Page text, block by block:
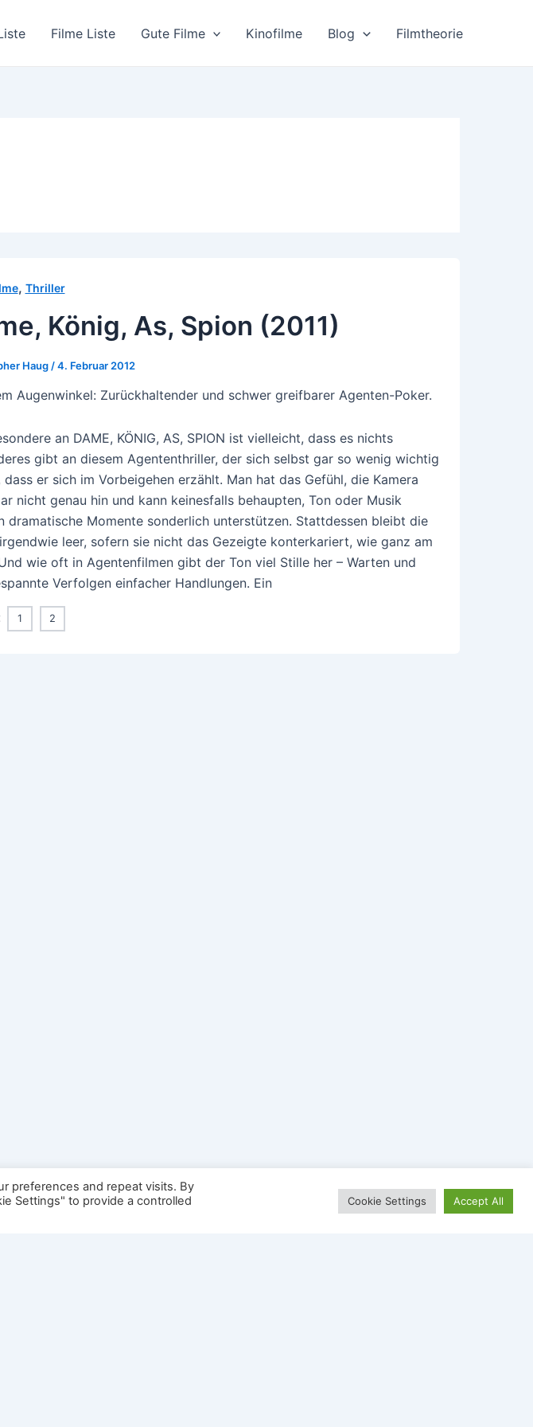
Filme Liste Gute Filme Kinofilme Blog Filmtheorie
, Thriller
König, As, Spion (2011)
Haug /4. Februar 2012
Augenwinkel: Zurückhaltender und schwer greifbarer Agenten-Poker.
an DAME, KÖNIG, AS, SPION ist vielleicht, dass es nichts
gibt an diesem Agententhriller, der sich selbst gar so wenig wichtig
dass er sich im Vorbeigehen erzählt. Man hat das Gefühl, die Kamera
nicht genau hin und kann keinesfalls behaupten, Ton oder Musik
dramatische Momente sonderlich unterstützen. Stattdessen bleibt die
leer, sofern sie nicht das Gezeigte konterkariert, wie ganz am
wie oft in Agentenfilmen gibt der Ton viel Stille her – Warten und
Verfolgen einfacher Handlungen. Ein
1 2
preferences and repeat visits. By
Settings" to provide a controlled
Cookie Settings Accept All